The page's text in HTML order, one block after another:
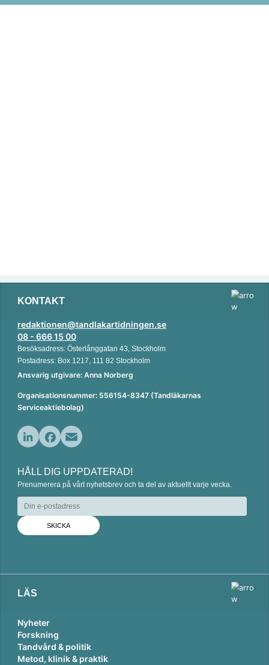
KONTAKT
redaktionen@tandlakartidningen.se
08 - 666 15 00
Besöksadress: Österlånggatan 43, Stockholm
Postadress: Box 1217, 111 82 Stockholm
Ansvarig utgivare: Anna Norberg
Organisationsnummer: 556154-8347 (Tandläkarnas
Serviceaktiebolag)
n
k
e
d
n
c
e
b
o
o
k
a
i
l
HÅLL DIG UPPDATERAD!
Prenumerera på vårt nyhetsbrev och ta del av aktuellt varje vecka.
LÄS
Nyheter
Forskning
Tandvård & politik
Metod, klinik & praktik